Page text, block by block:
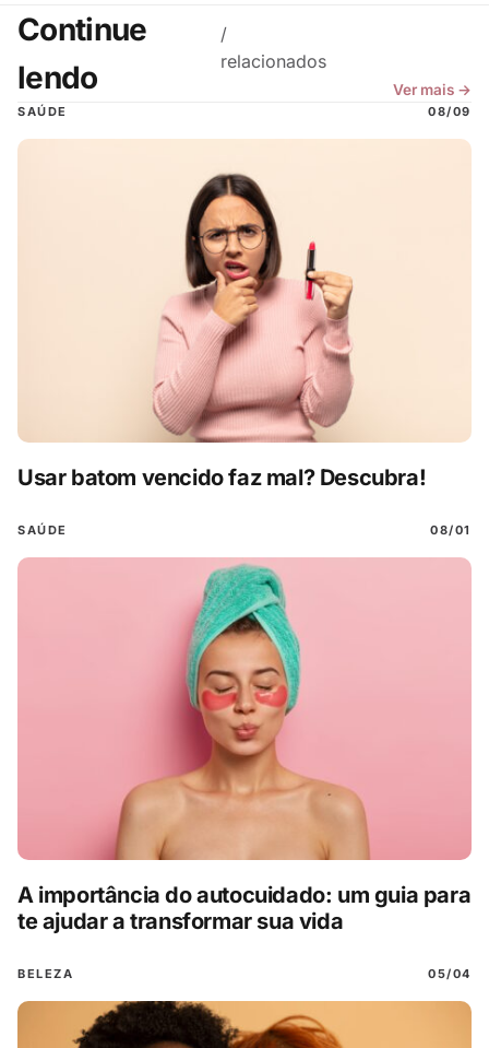
Continue
lendo
/
relacionados
Ver mais →
SAÚDE 08/09
Usar batom vencido faz mal? Descubra!
SAÚDE 08/01
A importância do autocuidado: um guia para
te ajudar a transformar sua vida
BELEZA 05/04